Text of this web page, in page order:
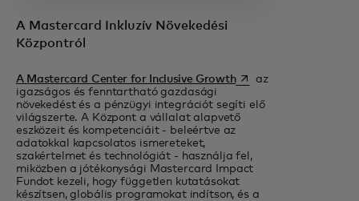
A Mastercard Inkluzív Növekedési
Központról
A Mastercard Center for Inclusive Growthopens in a new tab
az
igazságos és fenntartható gazdasági
növekedést és a pénzügyi integrációt segíti elő
világszerte. A Központ a vállalat alapvető
eszközeit és kompetenciáit - beleértve az
adatokkal kapcsolatos ismereteket,
szakértelmet és technológiát - használja fel,
miközben a jótékonysági Mastercard Impact
Fundot kezeli, hogy független kutatásokat
készítsen, globális programokat indítson, és a